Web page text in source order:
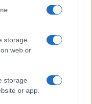
storage
web or
storage
or app.
stile